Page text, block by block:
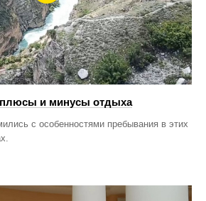
плюсы и минусы отдыха
с особенностями пребывания в этих